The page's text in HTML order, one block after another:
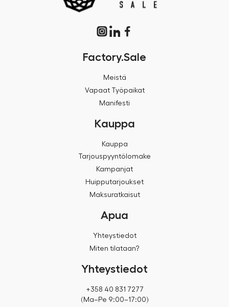
Factory.Sale
Meistä
Vapaat Työpaikat
Manifesti
Kauppa
Kauppa
Tarjouspyyntölomake
Kampanjat
Huipputarjoukset
Maksuratkaisut
Apua
Yhteystiedot
Miten tilataan?
Yhteystiedot
+358 40 831 7277
(Ma–Pe 9:00–17:00)